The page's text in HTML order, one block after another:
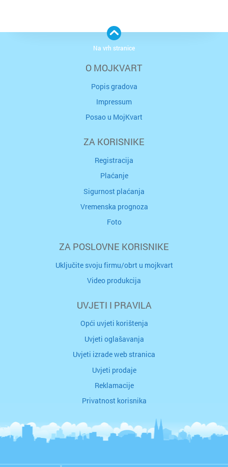
O MOJKVART
Popis gradova
Impressum
Posao u MojKvart
ZA KORISNIKE
Registracija
Plaćanje
Sigurnost plaćanja
Vremenska prognoza
Foto
ZA POSLOVNE KORISNIKE
Uključite svoju firmu/obrt u mojkvart
Video produkcija
UVJETI I PRAVILA
Opći uvjeti korištenja
Uvjeti oglašavanja
Uvjeti izrade web stranica
Uvjeti prodaje
Reklamacije
Privatnost korisnika
Na vrh stranice